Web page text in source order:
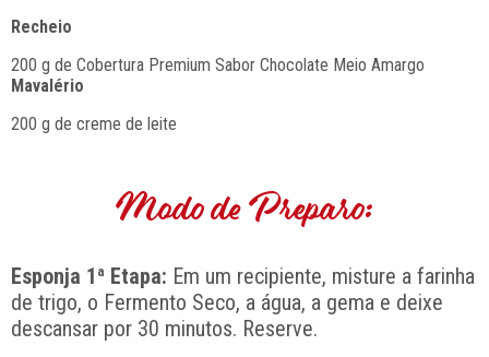
Recheio
200 g de Cobertura Premium Sabor Chocolate Meio Amargo
Mavalério
200 g de creme de leite
Modo de Preparo:
Esponja 1ª Etapa: Em um recipiente, misture a farinha
de trigo, o Fermento Seco, a água, a gema e deixe
descansar por 30 minutos. Reserve.